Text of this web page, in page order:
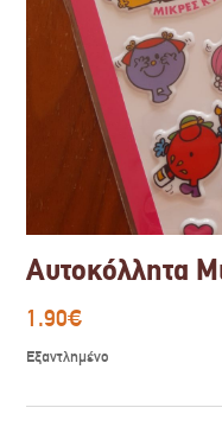
Αυτοκόλλητα
1.90€
Εξαντλημένο